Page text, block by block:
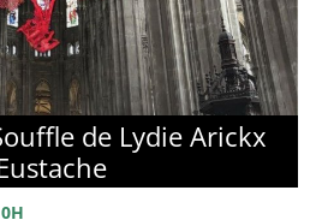
de Lydie Arickx